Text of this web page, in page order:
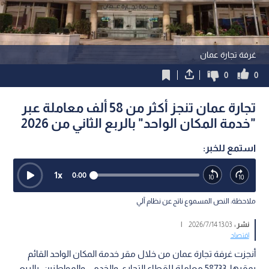
غرفة تجارة عمان
0
0
تجارة عمان تنجز أكثر من 58 ألف معاملة عبر
"خدمة المكان الواحد" بالربع الثاني من 2026
استمع للخبر:
0:00
1x
ملاحظة: النص المسموع ناتج عن نظام آلي
نشر :13:03 2026/7/14
|
اقتصاد
أنجزت غرفة تجارة عمان من خلال مقر خدمة المكان الواحد القائم